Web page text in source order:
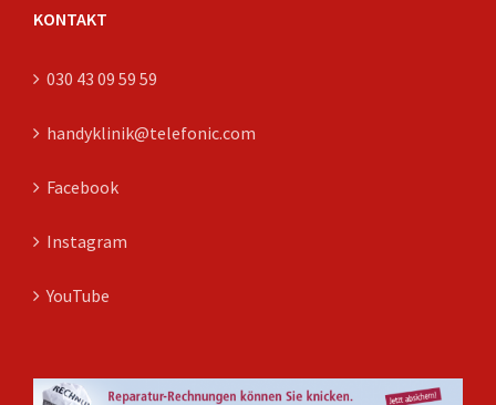
KONTAKT
030 43 09 59 59
handyklinik@telefonic.com
Facebook
Instagram
YouTube